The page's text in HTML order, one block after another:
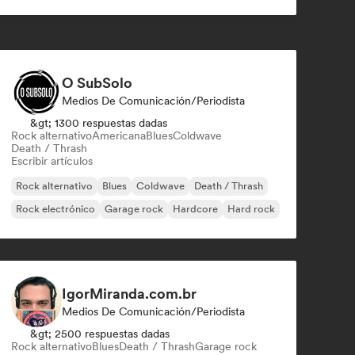
O SubSolo
Medios De Comunicación/Periodista
&gt; 1300 respuestas dadas
Rock alternativoAmericanaBluesColdwave
Death / Thrash
Escribir artículos
Rock alternativo Blues Coldwave
Death / Thrash
Rock electrónico
Garage rock Hardcore Hard rock
IgorMiranda.com.br
Medios De Comunicación/Periodista
&gt; 2500 respuestas dadas
Rock alternativoBluesDeath / ThrashGarage rock